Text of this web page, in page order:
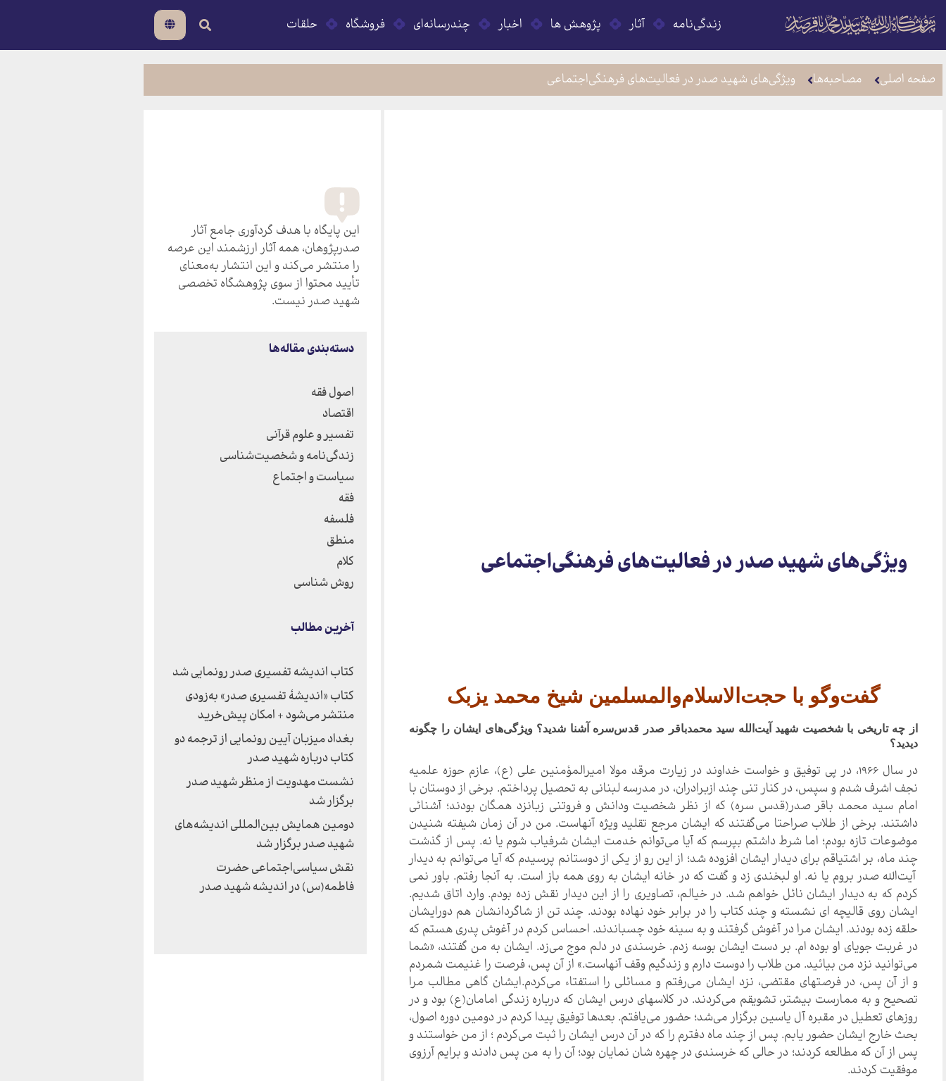
زندگی‌نامه آثار پژوهش ها اخبار چندرسانه‌ای فروشگاه حلقات
صفحه اصلی مصاحبه‌ها ویژگی‌های شهید صدر در فعالیت‌های فرهنگی‌اجتماعی
ویژگی‌های شهید صدر در فعالیت‌های فرهنگی‌اجتماعی
گفت‌وگو با حجت‌الاسلام‌والمسلمین شیخ محمد یزبک
از چه تاریخی با شخصیت شهید آیت‌الله سید محمدباقر صدر قدس‌سره آشنا شدید؟ ویژگی‌های ایشان را چگونه
دیدید؟
در سال ۱۹۶۶، در پی توفیق و خواست خداوند در زیارت مرقد مولا امیرالمؤمنین علی (ع)، عازم حوزه علمیه
نجف اشرف شدم و سپس، در کنار تنی چند ازبرادران، در مدرسه لبنانی به تحصیل پرداختم. برخی از دوستان با
امام سید محمد باقر صدر(قدس سره) که از نظر شخصیت ودانش و فروتنی زبانزد همگان بودند؛ آشنائی
داشتند. برخی از طلاب صراحتا می‌گفتند که ایشان مرجع تقلید ویژه آنهاست. من در آن زمان شیفته شنیدن
موضوعات تازه بودم؛ اما شرط داشتم بپرسم که آیا می‌توانم خدمت ایشان شرفیاب شوم یا نه. پس از گذشت
چند ماه، بر اشتیاقم برای دیدار ایشان افزوده شد؛ از این رو از یکی از دوستانم پرسیدم که آیا می‌توانم به دیدار
آیت‌الله صدر بروم یا نه. او لبخندی زد و گفت که در خانه ایشان به روی همه باز است. به آنجا رفتم. باور نمی
کردم که به دیدار ایشان نائل خواهم شد. در خیالم، تصاویری را از این دیدار نقش زده بودم. وارد اتاق شدیم.
ایشان روی قالیچه ای نشسته و چند کتاب را در برابر خود نهاده بودند. چند تن از شاگردانشان هم دورایشان
حلقه زده بودند. ایشان مرا در آغوش گرفتند و به سینه خود چسباندند. احساس کردم در آغوش پدری هستم که
در غربت جویای او بوده ام. بر دست ایشان بوسه زدم. خرسندی در دلم موج می‌زد. ایشان به من گفتند، «شما
می‌توانید نزد من بیائید. من طلاب را دوست دارم و زندگیم وقف آنهاست.» از آن پس، فرصت را غنیمت شمردم
و از آن پس، در فرصتهای مقتضی، نزد ایشان می‌رفتم و مسائلی را استفتاء می‌کردم.ایشان گاهی مطالب مرا
تصحیح و به ممارست بیشتر، تشویقم می‌کردند. در کلاسهای درس ایشان که درباره زندگی امامان(ع) بود و در
روزهای تعطیل در مقبره آل یاسین برگزار می‌شد؛ حضور می‌یافتم. بعدها توفیق پیدا کردم در دومین دوره اصول،
بحث خارج ایشان حضور یابم. پس از چند ماه دفترم را که در آن درس ایشان را ثبت می‌کردم ؛ از من خواستند و
پس از آن که مطالعه کردند؛ در حالی که خرسندی در چهره شان نمایان بود؛ آن را به من پس دادند و برایم آرزوی
موفقیت کردند.
این پایگاه با هدف گردآوری جامع آثار
صدرپژوهان، همه آثار ارزشمند این عرصه
را منتشر می‌کند و این انتشار به‌معنای
تأیید محتوا از سوی پژوهشگاه تخصصی
شهید صدر نیست‌.
دسته‌بندی مقاله‌ها
اصول فقه
اقتصاد
تفسیر و علوم قرآنی
زندگی‌نامه و شخصیت‌شناسی
سیاست و اجتماع
فقه
فلسفه
منطق
کلام
روش شناسی
آخرین مطالب
کتاب اندیشه تفسیری صدر رونمایی شد
کتاب «اندیشۀ تفسیری صدر» به‌زودی
منتشر می‌شود + امکان پیش‌خرید
بغداد میزبان آیین رونمایی از ترجمه دو
کتاب درباره شهید صدر
نشست مهدویت از منظر شهید صدر
برگزار شد
دومین همایش بین‌المللی اندیشه‌های
شهید صدر برگزار شد
نقش سیاسی‌اجتماعی حضرت
فاطمه(س) در اندیشه شهید صدر